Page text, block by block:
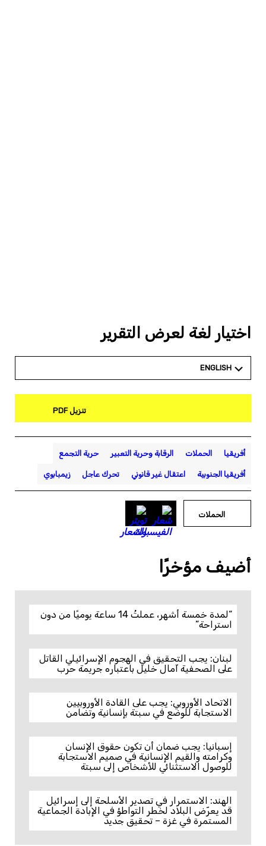
اختيار لغة لعرض التقرير
ENGLISH
تنزيل PDF
أفريقيا الحملات الرقابة وحرية التعبير حرية التجمع
أفريقيا الجنوبية اعتقال غير قانوني تحرك عاجل زيمبابوي
الحملات
أضيف مؤخرًا
“لمدة خمسة أشهر، عملتُ 14 ساعة يوميًا من دون
استراحة”
لبنان: يجب التحقيق في الهجوم الإسرائيلي القاتل
على الصحفية آمال خليل باعتباره جريمة حرب
الاتحاد الأوروبي: يجب على القادة الأوروبيين
الاستجابة للوضع في سبتة بإنسانية وتضامن
إسبانيا: يجب ضمان أن تكون حقوق الإنسان
وكرامته والقيم الإنسانية في صميم الاستجابة
للوصول الاستثنائي للأشخاص إلى سبتة
الهند: الاستمرار في تصدير الأسلحة إلى إسرائيل
قد يعرّض البلاد لخطر التواطؤ في الإبادة الجماعية
المستمرة في غزة – تحقيق جديد